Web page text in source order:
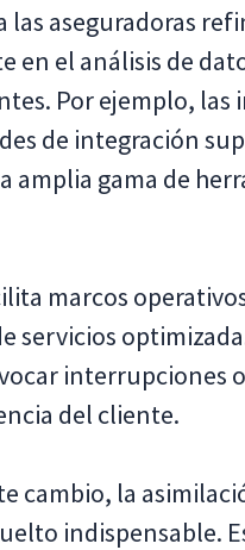
aseguradoras
en el análisis de
Por ejemplo,
de integración
amplia gama de
marcos
servicios
interrupciones
del cliente.
cambio, la
indispensable.